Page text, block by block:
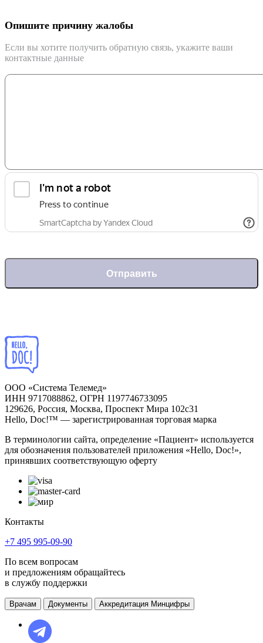
Опишите причину жалобы
Если вы хотите получить обратную связь, укажите ваши
контактные данные
Отправить
ООО «Система Телемед»
ИНН 9717088862, ОГРН 1197746733095
129626, Россия, Москва, Проспект Мира 102с31
Hello, Doc!™ — зарегистрированная торговая марка
В терминологии сайта, определение «Пациент» используется
для обозначения пользователей приложения «Hello, Doc!»,
принявших соответствующую оферту
Контакты
+7 495 995-09-90
По всем вопросам
и предложениям обращайтесь
в службу поддержки
Врачам Документы Аккредитация Минцифры